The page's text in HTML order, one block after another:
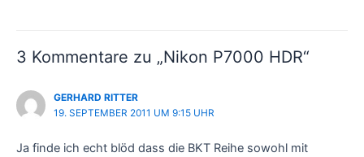
3 Kommentare zu „Nikon P7000 HDR“
GERHARD RITTER
19. SEPTEMBER 2011 UM 9:15 UHR
Ja finde ich echt blöd dass die BKT Reihe sowohl mit